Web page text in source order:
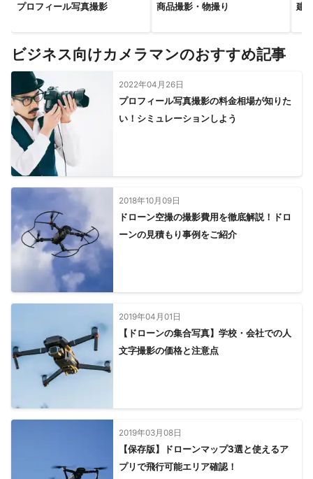
プロフィール写真撮影 商品撮影・物撮り 建
ビジネス向けカメラマンのおすすめ記事
2022年04月26日
プロフィール写真撮影の料金相場が知りた
い！シミュレーションしよう
2018年10月09日
ドローン空撮の撮影費用を徹底解説！ドロ
ーンの見積もり事例をご紹介
2019年04月01日
【ドローンの集合写真】学校・会社での人
文字撮影の価格と注意点
2019年03月08日
【保存版】ドローンマップ3選と使えるア
プリで飛行可能エリア確認！